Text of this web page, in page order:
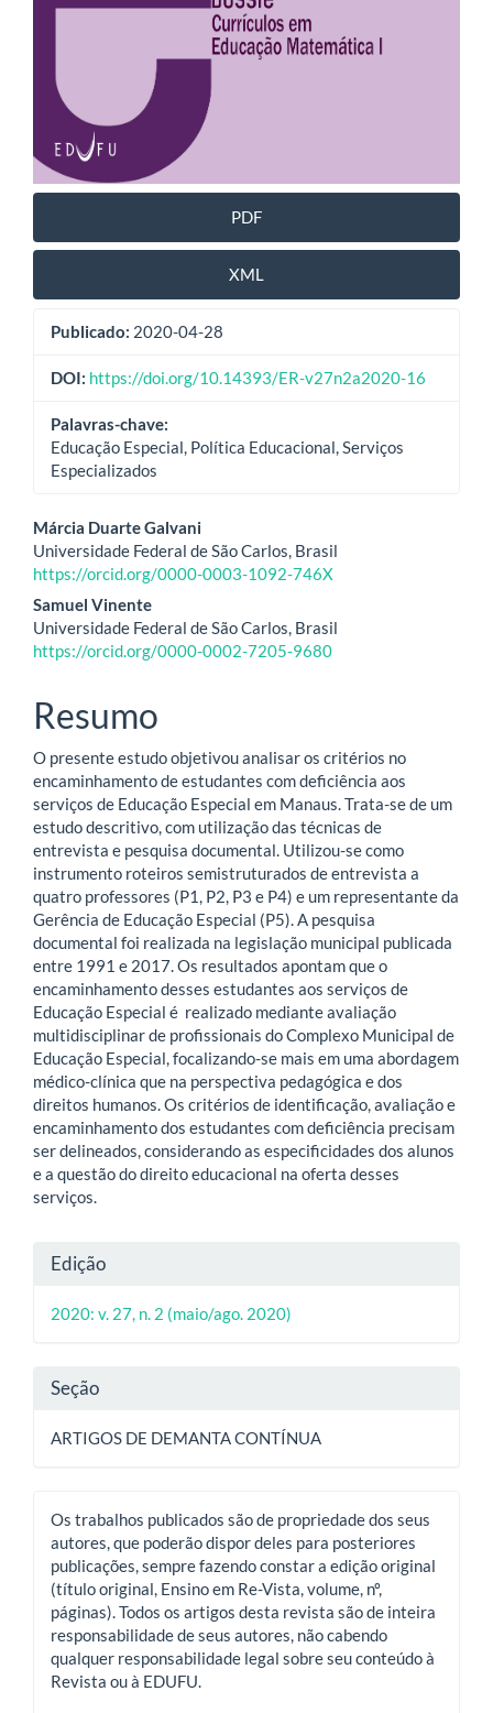
PDF
XML
Publicado: 2020-04-28
DOI: https://doi.org/10.14393/ER-v27n2a2020-16
Palavras-chave:
Educação Especial, Política Educacional, Serviços
Especializados
Conteúdo
do
artigo
principal
Márcia Duarte Galvani
Universidade Federal de São Carlos, Brasil
https://orcid.org/0000-0003-1092-746X
Samuel Vinente
Universidade Federal de São Carlos, Brasil
https://orcid.org/0000-0002-7205-9680
Resumo
O presente estudo objetivou analisar os critérios no
encaminhamento de estudantes com deficiência aos
serviços de Educação Especial em Manaus. Trata-se de um
estudo descritivo, com utilização das técnicas de
entrevista e pesquisa documental. Utilizou-se como
instrumento roteiros semistruturados de entrevista a
quatro professores (P1, P2, P3 e P4) e um representante da
Gerência de Educação Especial (P5). A pesquisa
documental foi realizada na legislação municipal publicada
entre 1991 e 2017. Os resultados apontam que o
encaminhamento desses estudantes aos serviços de
Educação Especial é realizado mediante avaliação
multidisciplinar de profissionais do Complexo Municipal de
Educação Especial, focalizando-se mais em uma abordagem
médico-clínica que na perspectiva pedagógica e dos
direitos humanos. Os critérios de identificação, avaliação e
encaminhamento dos estudantes com deficiência precisam
ser delineados, considerando as especificidades dos alunos
e a questão do direito educacional na oferta desses
serviços.
Detalhes
do
Edição
2020: v. 27, n. 2 (maio/ago. 2020)
Seção
ARTIGOS DE DEMANTA CONTÍNUA
Os trabalhos publicados são de propriedade dos seus
autores, que poderão dispor deles para posteriores
publicações, sempre fazendo constar a edição original
(título original, Ensino em Re-Vista, volume, nº,
páginas). Todos os artigos desta revista são de inteira
responsabilidade de seus autores, não cabendo
qualquer responsabilidade legal sobre seu conteúdo à
Revista ou à EDUFU.